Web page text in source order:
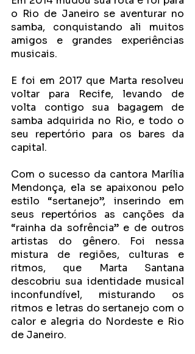
o Rio de Janeiro se aventurar no
samba, conquistando ali muitos
amigos e grandes experiências
musicais.
E foi em 2017 que Marta resolveu
voltar para Recife, levando de
volta contigo sua bagagem de
samba adquirida no Rio, e todo o
seu repertório para os bares da
capital.
Com o sucesso da cantora Marília
Mendonça, ela se apaixonou pelo
estilo “sertanejo”, inserindo em
seus repertórios as canções da
“rainha da sofrência” e de outros
artistas do gênero. Foi nessa
mistura de regiões, culturas e
ritmos, que Marta Santana
descobriu sua identidade musical
inconfundível, misturando os
ritmos e letras do sertanejo com o
calor e alegria do Nordeste e Rio
de Janeiro.